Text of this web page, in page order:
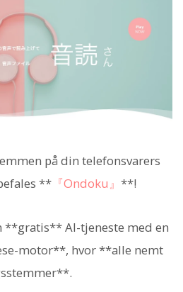
på din telefonsvarers
** 『Ondoku』 **!
**gratis** AI-tjeneste med en
motor**, hvor **alle nemt